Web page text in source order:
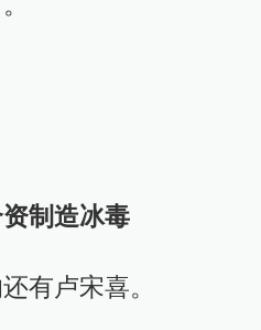
制造冰毒
有卢宋喜。